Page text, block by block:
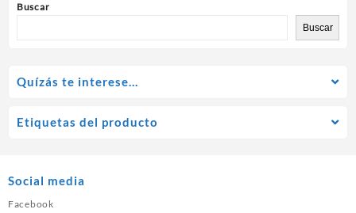
Buscar
Buscar
Quízás te interese…
Etiquetas del producto
Social media
Facebook